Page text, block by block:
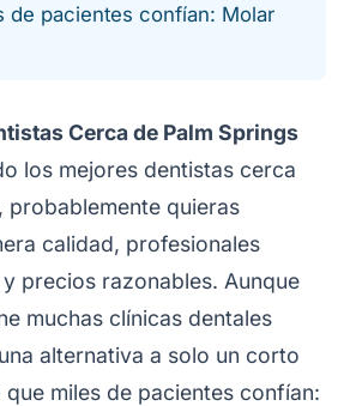
de pacientes confían: Molar
Cerca de Palm Springs
los mejores dentistas cerca
probablemente quieras
calidad, profesionales
precios razonables. Aunque
muchas clínicas dentales
alternativa a solo un corto
miles de pacientes confían: